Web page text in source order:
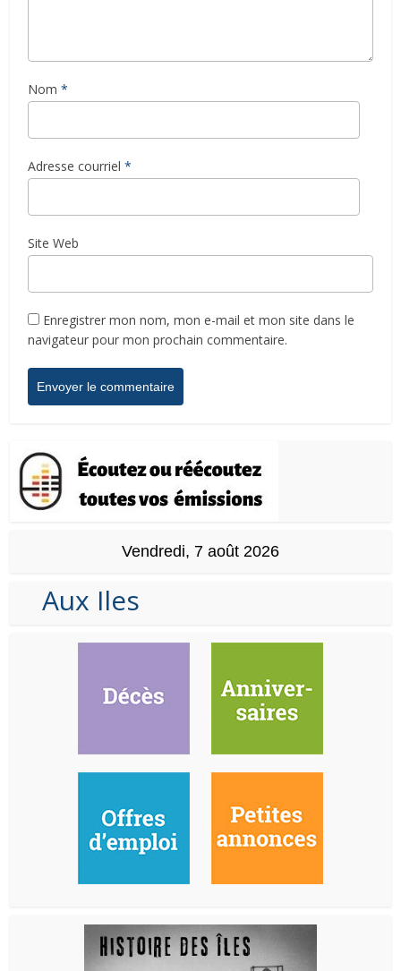
Nom *
Adresse courriel *
Site Web
Enregistrer mon nom, mon e-mail et mon site dans le
navigateur pour mon prochain commentaire.
Vendredi, 7 août 2026
Aux Iles